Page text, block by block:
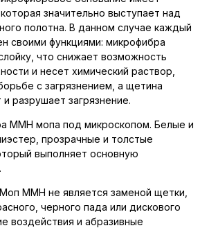
значительно выступает над
полотна. В данном случае каждый
своими функциями: микрофибра
что снижает возможность
и несет химический раствор,
с загрязнением, а щетина
разрушает загрязнение.
ММН мопа под микроскопом. Белые и
прозрачные и толстые
выполняет основную
ММН не является заменой щетки,
черного пада или дискового
воздействия и абразивные